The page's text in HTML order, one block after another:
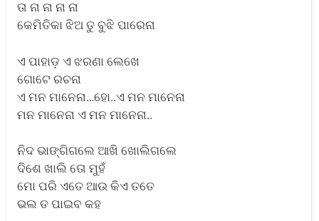
ତା ନା ନା ନା ନା
କେମିତିକା ଝିଅ ତୁ ବୁଝି ପାରେନା
ଏ ପାହାଡ଼ ଏ ଝରଣା ଲେଖେ
ଗୋଟେ ରଚନା
ଏ ମନ ମାନେନା…ହୋ..ଏ ମନ ମାନେନା
ମନ ମାନେନା ଏ ମନ ମାନେନା..
ନିଦ ଭାଙ୍ଗିଗଲେ ଆଖି ଖୋଲିଗଲେ
ଦିଶେ ଖାଲି ତୋ ମୁହଁ
ମୋ ପରି ଏତେ ଆଉ କିଏ ତତେ
ଭଲ ତ ପାଇବ କହ